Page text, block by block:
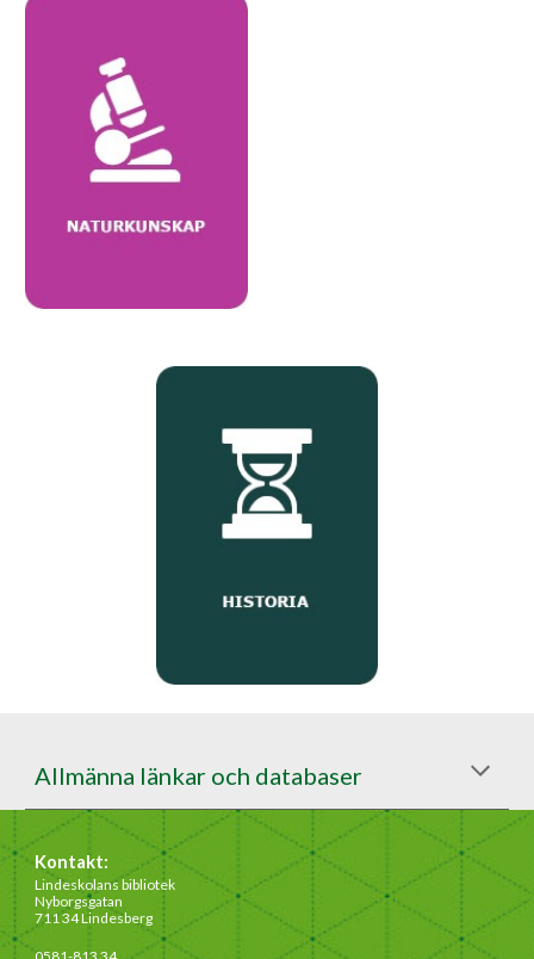
Allmänna länkar och databaser
Kontakt:
Lindeskolans bibliotek
Nyborgsgatan
711 34 Lindesberg